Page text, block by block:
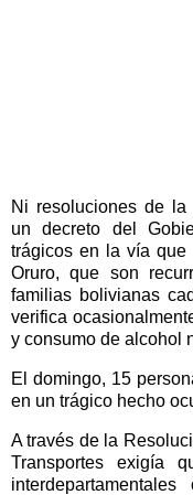
Ni resoluciones de la
un decreto del
trágicos en la vía
Oruro, que son
familias bolivianas
verifica
y consumo de alcohol
El domingo, 15
en un trágico hecho
A través de la
Transportes exigía